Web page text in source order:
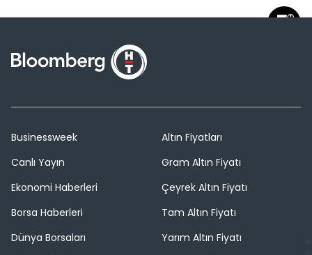
Businessweek
Canlı Yayın
Ekonomi Haberleri
Borsa Haberleri
Dünya Borsaları
Altın Fiyatları
Gram Altın Fiyatı
Çeyrek Altın Fiyatı
Tam Altın Fiyatı
Yarım Altın Fiyatı